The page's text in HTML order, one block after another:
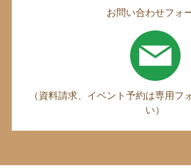
お問い合わせフォ
（資料請求、イベント予約は専用フ
い）